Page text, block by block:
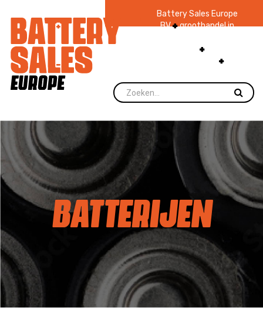
Battery Sales Europe
BV groothandel in
zaklampen Ruim 48
jaar ervaring
voorraad.
BATTERIJEN